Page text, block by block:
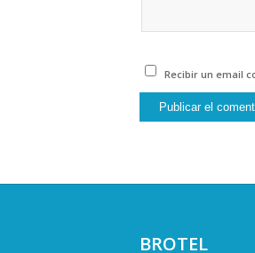
Recibir un email
BROTEL